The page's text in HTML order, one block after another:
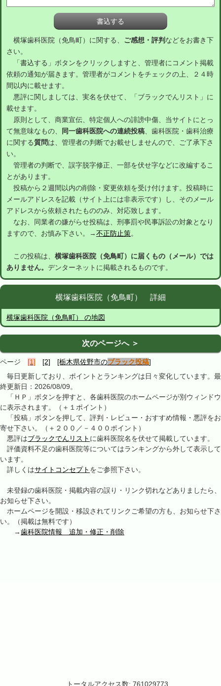
横塚歯科医院（免鳥町）に関する、 ご感想・評判 などをお書き下
さい。
「書込する」ボタンをクリックしますと、管理者にコメント掲載
依頼の通知が届きます。管理者がコメントをチェックの上、２４時
間以内に載せます。
悪評に関しましては、実名を伏せて、「ブラックでんリスト」に
載せます。
原則として、商業宣伝、特定個人への誹謗中傷、当サイトにとっ
て無意味なもの、
同一歯科医院への連続投稿、歯科医院・歯科治療
に関する質問は、管理者の判断でお載せしませんので、ご了承下さ
い。
管理者の判断で、誤字脱字修正、一部を伏せ字などに改編するこ
とがあります。
投稿から２週間以内の削除・変更依頼を受け付けます。投稿時に
メールアドレスを記載（サイト上には非表示です）し、そのメール
アドレスから依頼されたもののみ、対応致します。
なお、同業者の嫌がらせ投稿は、刑事罰や民事訴訟の対象となり
ますので、お慎み下さい。→不正防止策。
この投稿は、 横塚歯科医院（免鳥町）に届くもの（メール）では
ありません。 デンターネットに掲載されるものです。
横塚歯科医院（免鳥町） 詳細
横塚歯科医院（免鳥町） の地図
次のページへ ＞
ページ [1] [2] [栃木県佐野市のブラック投稿]
毎日更新しており、ポイントとランキングは日々変化しています。最
終更新日：2026/08/09。
「ＨＰ」ボタンを押すと、各歯科医院のホームページが別ウィンドウ
に表示されます。（＋１ポイント）
「投稿」ボタンを押して、評判・レビュー・おすすめ情報・悪評をお
寄せ下さい。（＋２００／－４００ポイント）
悪評はブラックでんリスト に歯科医院名を伏せて掲載しています。
評価資料不足の歯科医院等についてはランキングから外して表示して
います。
詳しくはサイトコンセプト をご参照下さい。
未登録の歯科医院・掲載内容の誤り・リンク切れなどありましたら、
お知らせ下さい。
ホームページを開設・移設されてリンクご希望の方も、お知らせ下さ
い。（掲載は無料です）
→歯科医院情報 追加・修正・削除
トータルアクセス数: 761029773